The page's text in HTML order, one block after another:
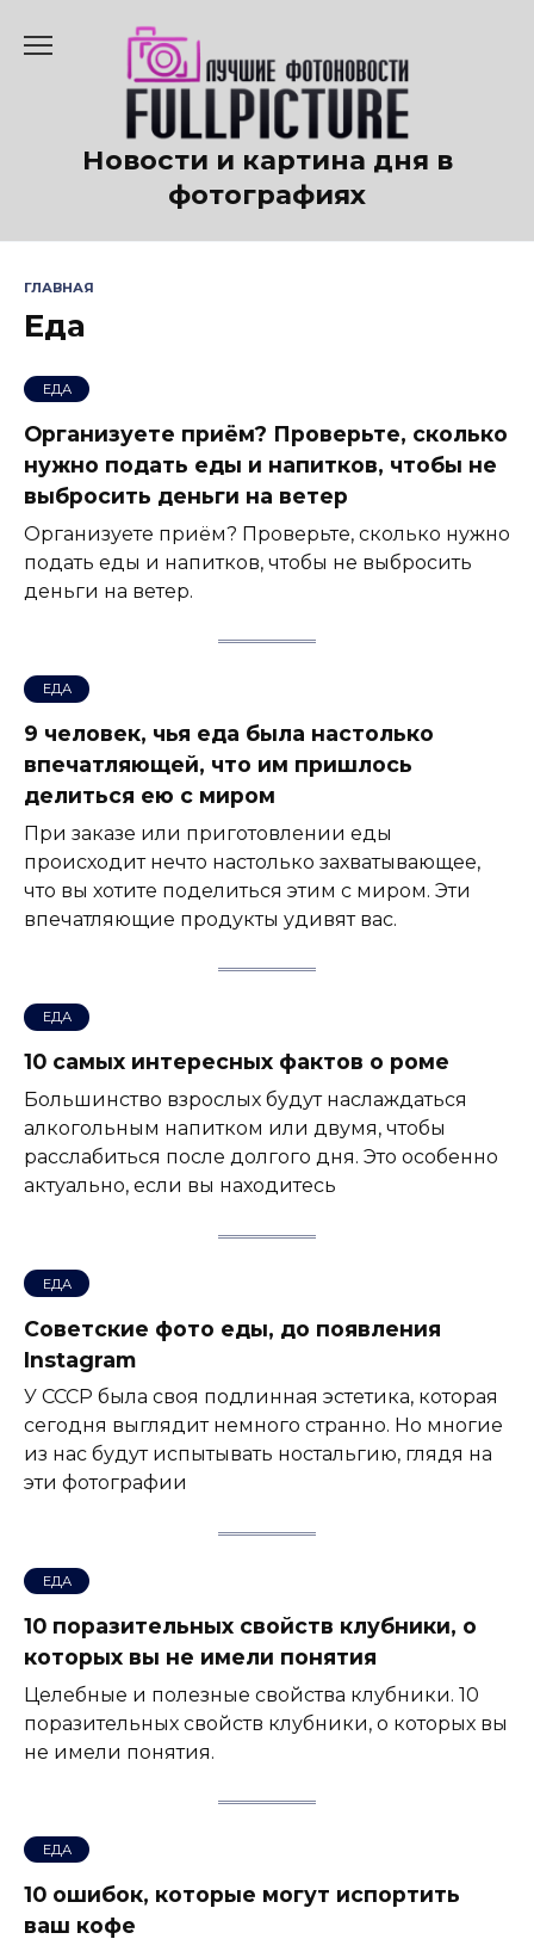
содержанию
Новости и картина дня в
фотографиях
ГЛАВНАЯ
Еда
ЕДА
Организуете приём? Проверьте, сколько
нужно подать еды и напитков, чтобы не
выбросить деньги на ветер
Организуете приём? Проверьте, сколько нужно
подать еды и напитков, чтобы не выбросить
деньги на ветер.
ЕДА
9 человек, чья еда была настолько
впечатляющей, что им пришлось
делиться ею с миром
При заказе или приготовлении еды
происходит нечто настолько захватывающее,
что вы хотите поделиться этим с миром. Эти
впечатляющие продукты удивят вас.
ЕДА
10 самых интересных фактов о роме
Большинство взрослых будут наслаждаться
алкогольным напитком или двумя, чтобы
расслабиться после долгого дня. Это особенно
актуально, если вы находитесь
ЕДА
Советские фото еды, до появления
Instagram
У СССР была своя подлинная эстетика, которая
сегодня выглядит немного странно. Но многие
из нас будут испытывать ностальгию, глядя на
эти фотографии
ЕДА
10 поразительных свойств клубники, о
которых вы не имели понятия
Целебные и полезные свойства клубники. 10
поразительных свойств клубники, о которых вы
не имели понятия.
ЕДА
10 ошибок, которые могут испортить
ваш кофе